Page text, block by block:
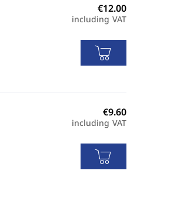
including VAT
including VAT